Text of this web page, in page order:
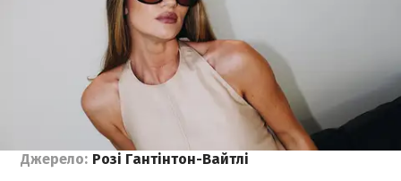
Джерело: Розі Гантінтон-Вайтлі